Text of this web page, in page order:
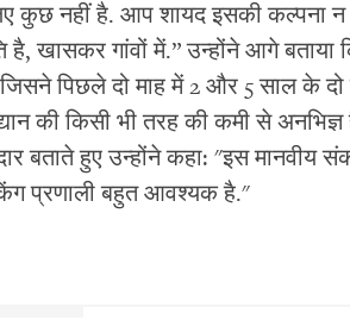
कुछ नहीं है. आप शायद इसकी कल्पना
है, खासकर गांवों में.” उन्होंने आगे
पिछले दो माह में 2 और 5 साल के
की किसी भी तरह की कमी से
बताते हुए उन्होंने कहा: "इस मानवीय
प्रणाली बहुत आवश्यक है."